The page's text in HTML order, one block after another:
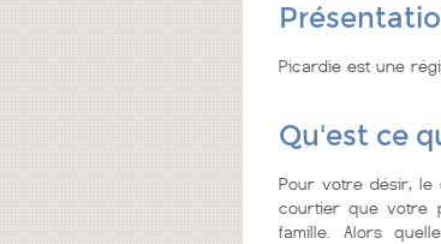
Picardie est une
Qu'est ce
Pour votre désir, le
courtier que votre
famille. Alors